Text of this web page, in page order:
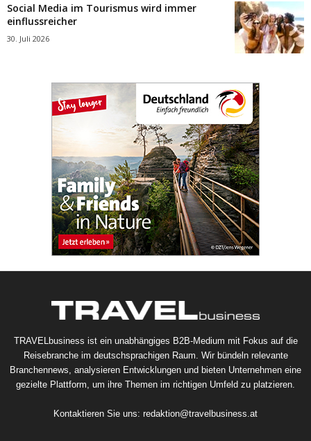
Social Media im Tourismus wird immer
einflussreicher
30. Juli 2026
TRAVELbusiness ist ein unabhängiges B2B-Medium mit Fokus auf die
Reisebranche im deutschsprachigen Raum. Wir bündeln relevante
Branchennews, analysieren Entwicklungen und bieten Unternehmen eine
gezielte Plattform, um ihre Themen im richtigen Umfeld zu platzieren.
Kontaktieren Sie uns: redaktion@travelbusiness.at